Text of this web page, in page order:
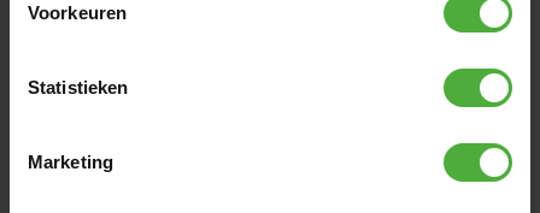
Voorkeuren
Statistieken
Marketing
BERG